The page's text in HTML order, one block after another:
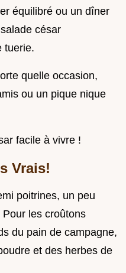
équilibré ou un dîner
césar
tuerie.
quelle occasion,
ou un pique nique
facile à vivre !
Vrais!
poitrines, un peu
les croûtons
du pain de campagne,
et des herbes de